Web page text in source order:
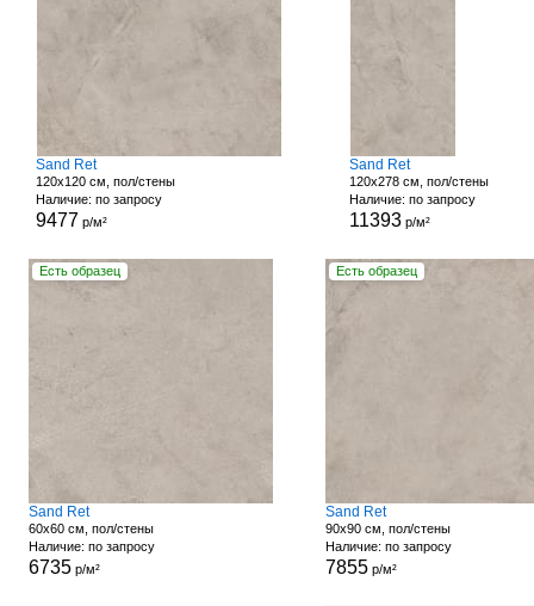
Sand Ret
120x120 см, пол/стены
Наличие: по запросу
9477 р/м²
Sand Ret
120x278 см, пол/стены
Наличие: по запросу
11393 р/м²
Есть образец
Sand Ret
60x60 см, пол/стены
Наличие: по запросу
6735р/м²
Есть образец
Sand Ret
90x90 см, пол/стены
Наличие: по запросу
7855р/м²